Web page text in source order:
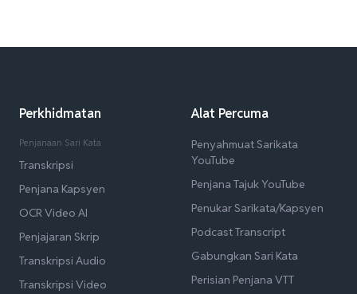
Perkhidmatan
Penjanaan Sari Kata
Transkripsi
Penjana Kapsyen
OCR Video AI
Penjajaran Skrip
Transkripsi Audio
Transkripsi Video
Alat Percuma
Penyahmuat Sarikata
YouTube
Penjana Tajuk YouTube
Penukar Sarikata/Kapsyen
Podcast Transcript
Gabungkan Sari Kata
Perisian Penjana VTT